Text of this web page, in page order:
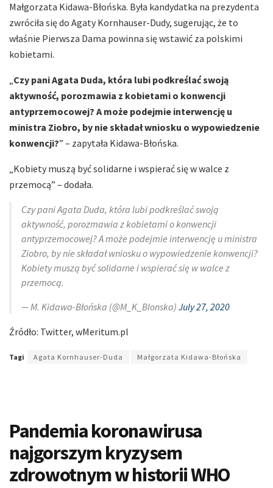
Małgorzata Kidawa-Błońska. Była kandydatka na prezydenta
zwróciła się do Agaty Kornhauser-Dudy, sugerując, że to
właśnie Pierwsza Dama powinna się wstawić za polskimi
kobietami.
„Czy pani Agata Duda, która lubi podkreślać swoją
aktywność, porozmawia z kobietami o konwencji
antyprzemocowej? A może podejmie interwencję u
ministra Ziobro, by nie składał wniosku o wypowiedzenie
konwencji?” – zapytała Kidawa-Błońska.
„Kobiety muszą być solidarne i wspierać się w walce z
przemocą” – dodała.
Czy pani Agata Duda, która lubi podkreślać swoją
aktywność, porozmawia z kobietami o konwencji
antyprzemocowej? A może podejmie interwencję u ministra
Ziobro, by nie składał wniosku o wypowiedzenie konwencji?
Kobiety muszą być solidarne i wspierać się w walce z
przemocą.
— M. Kidawa-Błońska (@M_K_Blonska) July 27, 2020
Źródło: Twitter, wMeritum.pl
Tagi Agata Kornhauser-Duda Małgorzata Kidawa-Błońska
Pandemia koronawirusa
najgorszym kryzysem
zdrowotnym w historii WHO